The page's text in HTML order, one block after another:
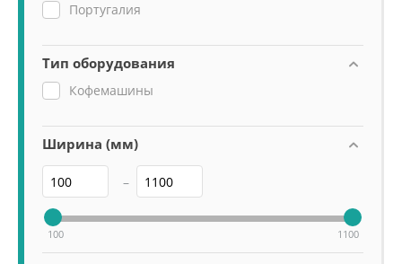
Luna
Nau
Nimble
Oscar II
Quadrant
Torino
Vela
You
Португалия
Тип оборудования
Кофемашины
Ширина (мм)
–
100 1100